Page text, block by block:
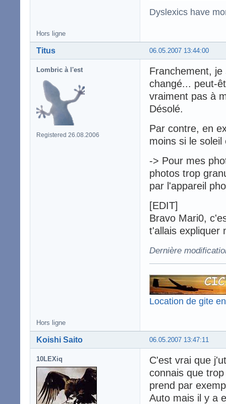
Dyslexics have
Hors ligne
06.05.2007 13:44:00
Titus
Lombric à l'est
Registered 26.08.2006
Franchement,
changé... peut-
vraiment pas à
Désolé.
Par contre, en
moins si le
-> Pour mes
photos trop
par l'appareil
[EDIT]
Bravo Mari0,
t'allais expliquer
Dernière
Location de gite
Hors ligne
06.05.2007 13:47:11
Koishi Saito
10LEXiq
C'est vrai que
connais que
prend par
Auto mais il y a